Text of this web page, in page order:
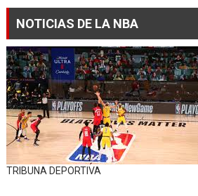
NOTICIAS DE LA NBA
TRIBUNA DEPORTIVA